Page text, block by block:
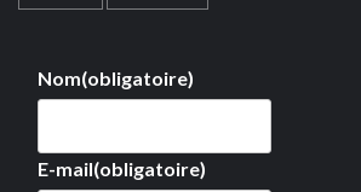
Nom(obligatoire)
E-mail(obligatoire)